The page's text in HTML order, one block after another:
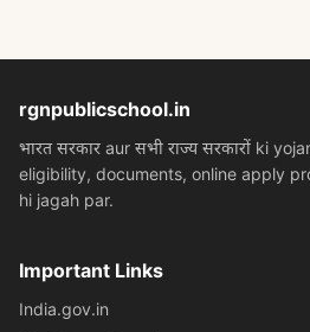
rgnpublicschool.in
भारत सरकार aur सभी राज्य सरकारों ki
eligibility, documents, online apply
hi jagah par.
Important Links
India.gov.in